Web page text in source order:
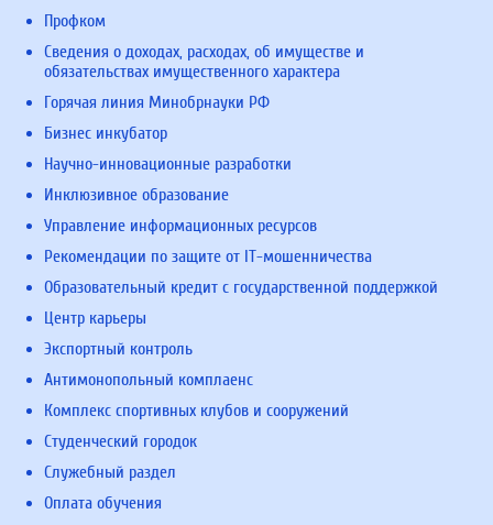
Профком
Сведения о доходах, расходах, об имуществе и
обязательствах имущественного характера
Горячая линия Минобрнауки РФ
Бизнес инкубатор
Научно-инновационные разработки
Инклюзивное образование
Управление информационных ресурсов
Рекомендации по защите от IT-мошенничества
Образовательный кредит с государственной поддержкой
Центр карьеры
Экспортный контроль
Антимонопольный комплаенс
Комплекс спортивных клубов и сооружений
Студенческий городок
Служебный раздел
Оплата обучения